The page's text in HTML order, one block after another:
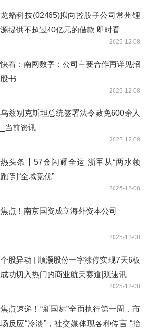
龙蟠科技(02465)拟向控股子公司常州锂
源提供不超过40亿元的借款 即时看
2025-12-08
快看：南网数字：公司主要合作商详见招
股书
2025-12-08
乌兹别克斯坦总统签署法令赦免600余人
_当前资讯
2025-12-08
热头条丨57金闪耀全运 浙军从“两水领
跑”到“全域竞优”
2025-12-08
焦点！南京国资成立海外资本公司
2025-12-08
个股异动 | 顺灏股份一字涨停实现7天6板
成功切入热门的商业航天赛道|观速讯
2025-12-08
焦点速递！“新国标”全面执行第一周，市
场反应“冷淡”，社交媒体现各种传言 “抬